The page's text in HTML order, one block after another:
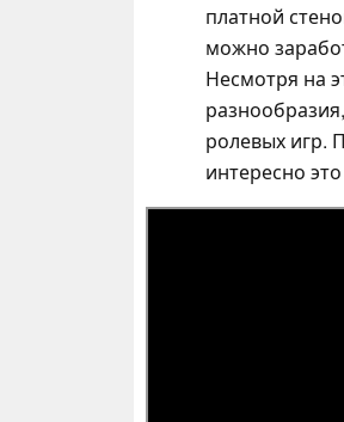
платной
можно
Несмотря на
ролевых игр.
интересно